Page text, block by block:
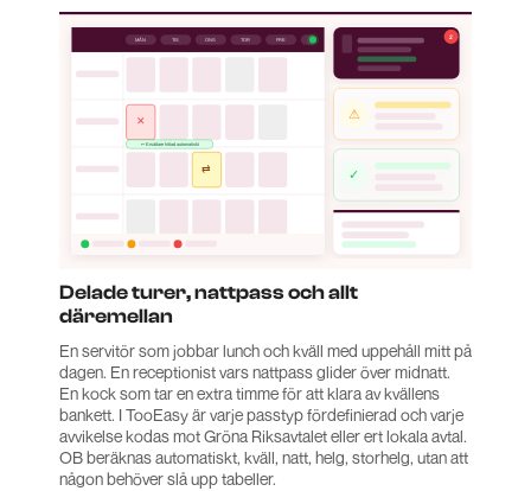
Delade turer, nattpass och allt
däremellan
En servitör som jobbar lunch och kväll med uppehåll mitt på
dagen. En receptionist vars nattpass glider över midnatt.
En kock som tar en extra timme för att klara av kvällens
bankett. I TooEasy är varje passtyp fördefinierad och varje
avvikelse kodas mot Gröna Riksavtalet eller ert lokala avtal.
OB beräknas automatiskt, kväll, natt, helg, storhelg, utan att
någon behöver slå upp tabeller.